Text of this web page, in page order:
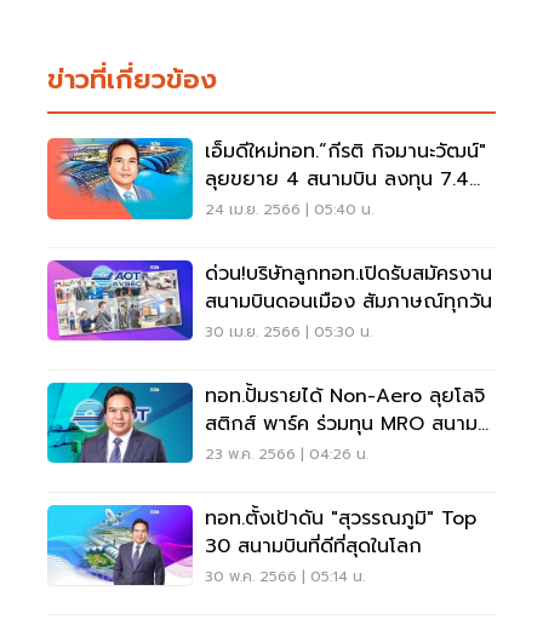
ข่าวที่เกี่ยวข้อง
เอ็มดีใหม่ทอท.“กีรติ กิจมานะวัฒน์"
ลุยขยาย 4 สนามบิน ลงทุน 7.4
หมื่นล้าน
24 เม.ย. 2566 | 05:40 น.
ด่วน!บริษัทลูกทอท.เปิดรับสมัครงาน
สนามบินดอนเมือง สัมภาษณ์ทุกวัน
30 เม.ย. 2566 | 05:30 น.
ทอท.ปั้มรายได้ Non-Aero ลุยโลจิ
สติกส์ พาร์ค ร่วมทุน MRO สนาม
บินดอนเมือง
23 พ.ค. 2566 | 04:26 น.
ทอท.ตั้งเป้าดัน "สุวรรณภูมิ" Top
30 สนามบินที่ดีที่สุดในโลก
30 พ.ค. 2566 | 05:14 น.